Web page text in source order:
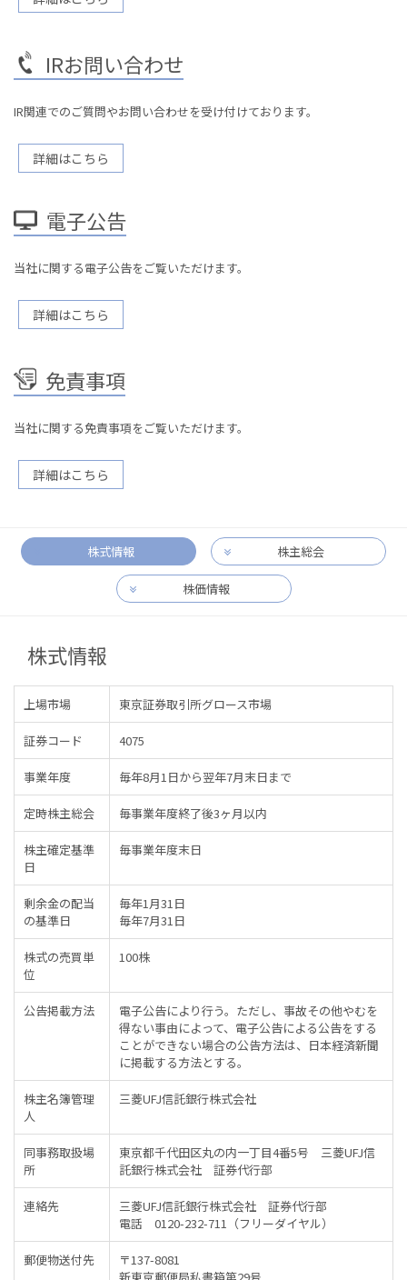
IRお問い合わせ
IR関連でのご質問やお問い合わせを受け付けております。
詳細はこちら
電子公告
当社に関する電子公告をご覧いただけます。
詳細はこちら
免責事項
当社に関する免責事項をご覧いただけます。
詳細はこちら
株式情報 株主総会
株価情報
株式情報
上場市場 東京証券取引所グロース市場
証券コード 4075
事業年度 毎年8月1日から翌年7月末日まで
定時株主総会 毎事業年度終了後3ヶ月以内
株主確定基準
日
毎事業年度末日
剰余金の配当
の基準日
毎年1月31日
毎年7月31日
株式の売買単
位
100株
公告掲載方法
電子公告により行う。ただし、事故その他やむを
得ない事由によって、電子公告による公告をする
ことができない場合の公告方法は、日本経済新聞
に掲載する方法とする。
株主名簿管理
人
三菱UFJ信託銀行株式会社
同事務取扱場
所
東京都千代田区丸の内一丁目4番5号 三菱UFJ信
託銀行株式会社 証券代行部
連絡先
三菱UFJ信託銀行株式会社 証券代行部
電話 0120-232-711（フリーダイヤル）
郵便物送付先
〒137-8081